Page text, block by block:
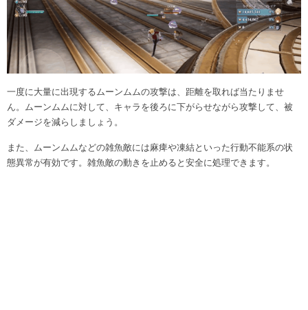
一度に大量に出現するムーンムムの攻撃は、距離を取れば当たりませ
ん。ムーンムムに対して、キャラを後ろに下がらせながら攻撃して、被
ダメージを減らしましょう。
また、ムーンムムなどの雑魚敵には麻痺や凍結といった行動不能系の状
態異常が有効です。雑魚敵の動きを止めると安全に処理できます。